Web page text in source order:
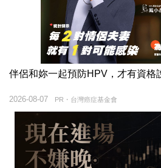
伴侶和妳一起預防HPV，才有資格
PR・台灣癌症基金會
2026-08-07